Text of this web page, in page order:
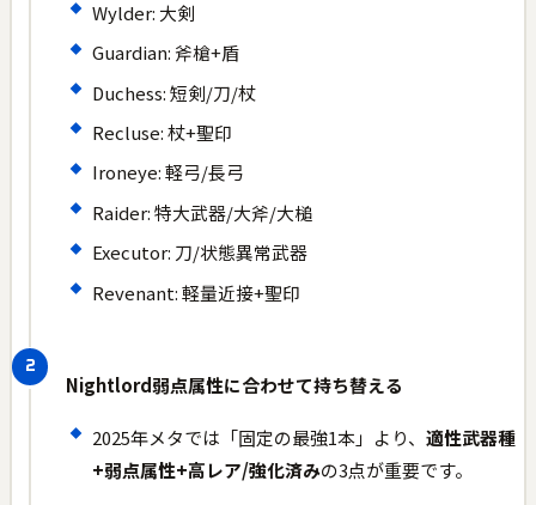
Wylder: 大剣
Guardian: 斧槍+盾
Duchess: 短剣/刀/杖
Recluse: 杖+聖印
Ironeye: 軽弓/長弓
Raider: 特大武器/大斧/大槌
Executor: 刀/状態異常武器
Revenant: 軽量近接+聖印
Nightlord弱点属性に合わせて持ち替える
2025年メタでは「固定の最強1本」より、適性武器種
+弱点属性+高レア/強化済みの3点が重要です。